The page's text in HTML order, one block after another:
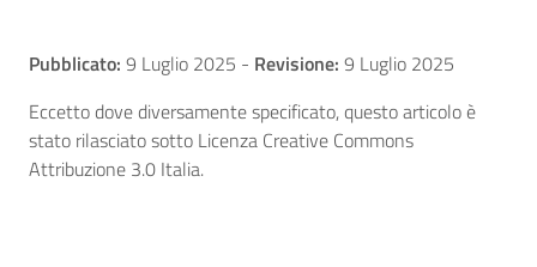
Pubblicato: 9 Luglio 2025 - Revisione: 9 Luglio 2025
Eccetto dove diversamente specificato, questo articolo è
stato rilasciato sotto Licenza Creative Commons
Attribuzione 3.0 Italia.